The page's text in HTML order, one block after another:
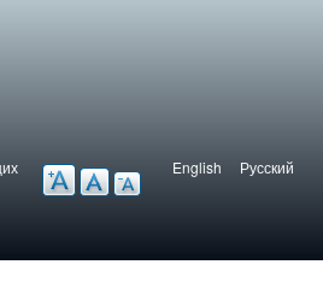
Версия для слабовидящих
Язык
English Русский